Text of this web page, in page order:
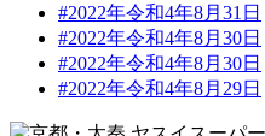
#2022年令和4年8月31日
#2022年令和4年8月30日
#2022年令和4年8月30日
#2022年令和4年8月29日